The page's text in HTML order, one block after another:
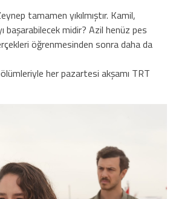
tamamen yıkılmıştır. Kamil,
başarabilecek midir? Azil henüz pes
öğrenmesinden sonra daha da
her pazartesi akşamı TRT